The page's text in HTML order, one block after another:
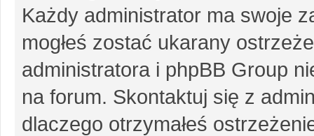
Każdy administrator ma swoje
mogłeś zostać ukarany
administratora i phpBB Group
na forum. Skontaktuj się z
dlaczego otrzymałeś